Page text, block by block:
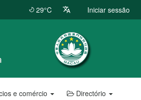
29°C Iniciar sessão
e comércio Directório